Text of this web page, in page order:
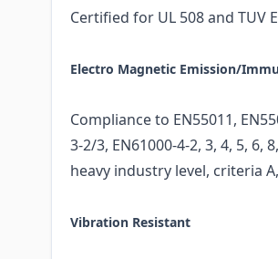
Certified for UL 508 and TUV
Electro Magnetic Emission/
Compliance to EN55011,
3-2/3, EN61000-4-2, 3, 4, 5, 6,
heavy industry level, criteria
Vibration Resistant